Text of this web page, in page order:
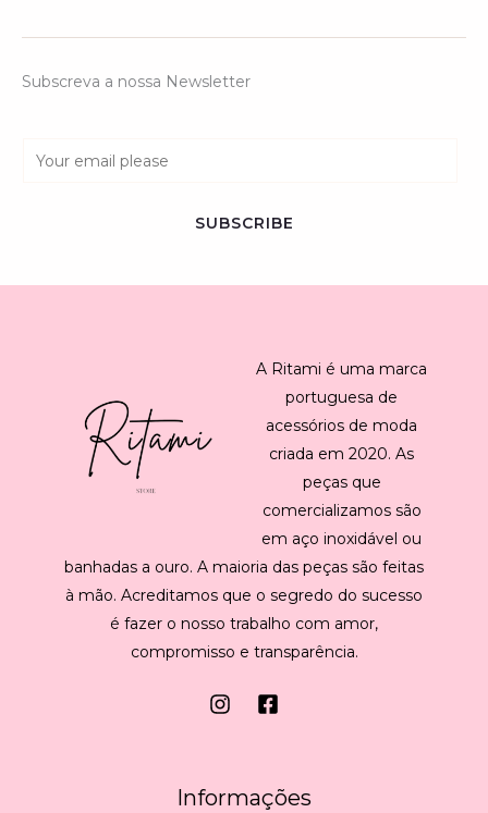
Subscreva a nossa Newsletter
SUBSCRIBE
A Ritami é uma marca
portuguesa de
acessórios de moda
criada em 2020. As
peças que
comercializamos são
em aço inoxidável ou
banhadas a ouro. A maioria das peças são feitas
à mão. Acreditamos que o segredo do sucesso
é fazer o nosso trabalho com amor,
compromisso e transparência.
Informações